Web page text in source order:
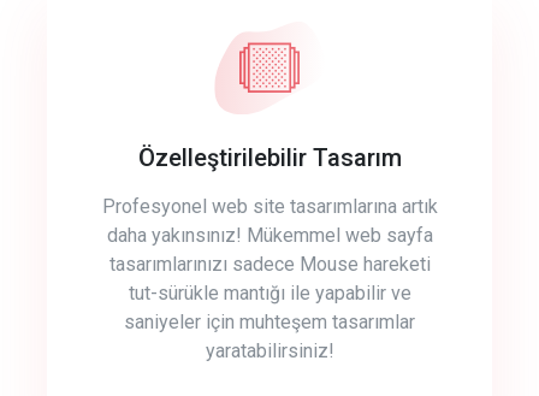
Özelleştirilebilir Tasarım
Profesyonel web site tasarımlarına artık
daha yakınsınız! Mükemmel web sayfa
tasarımlarınızı sadece Mouse hareketi
tut-sürükle mantığı ile yapabilir ve
saniyeler için muhteşem tasarımlar
yaratabilirsiniz!